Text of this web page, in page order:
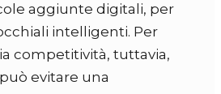
aggiunte digitali, per
intelligenti. Per
competitività, tuttavia,
evitare una